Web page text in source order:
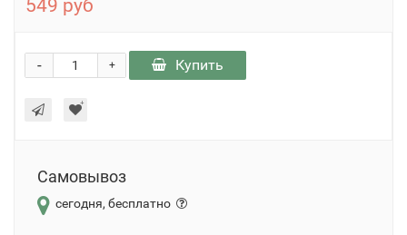
549 руб
+
- Купить
Самовывоз
сегодня, бесплатно